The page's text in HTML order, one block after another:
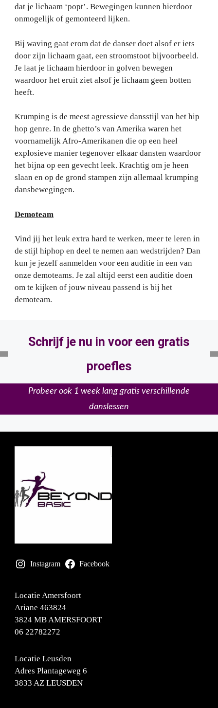
dat je lichaam ‘popt’. Bewegingen kunnen hierdoor
onmogelijk of gemonteerd lijken.
Bij waving gaat erom dat de danser doet alsof er iets
door zijn lichaam gaat, een stroomstoot bijvoorbeeld.
Je laat je lichaam hierdoor in golven bewegen
waardoor het eruit ziet alsof je lichaam geen botten
heeft.
Krumping is de meest agressieve dansstijl van het hip
hop genre. In de ghetto’s van Amerika waren het
voornamelijk Afro-Amerikanen die op een heel
explosieve manier tegenover elkaar dansten waardoor
het bijna op een gevecht leek. Krachtig om je heen
slaan en op de grond stampen zijn allemaal krumping
dansbewegingen.
Demoteam
Vind jij het leuk extra hard te werken, meer te leren in
de stijl hiphop en deel te nemen aan wedstrijden? Dan
kun je jezelf aanmelden voor een auditie in een van
onze demoteams. Je zal altijd eerst een auditie doen
om te kijken of jouw niveau passend is bij het
demoteam.
Schrijf je nu in voor een gratis
proefles
Probeer ook 1 week lang gratis verschillende
danslessen
Instagram Facebook
Locatie Amersfoort
Ariane 463824
3824 MB AMERSFOORT
06 22782272
Locatie Leusden
Adres Plantageweg 6
3833 AZ LEUSDEN